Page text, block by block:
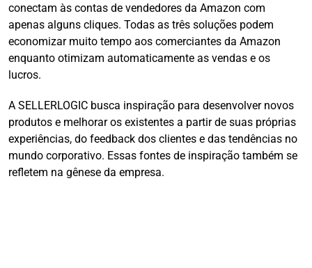
conectam às contas de vendedores da Amazon com
apenas alguns cliques. Todas as três soluções podem
economizar muito tempo aos comerciantes da Amazon
enquanto otimizam automaticamente as vendas e os
lucros.
A SELLERLOGIC busca inspiração para desenvolver novos
produtos e melhorar os existentes a partir de suas próprias
experiências, do feedback dos clientes e das tendências no
mundo corporativo. Essas fontes de inspiração também se
refletem na gênese da empresa.